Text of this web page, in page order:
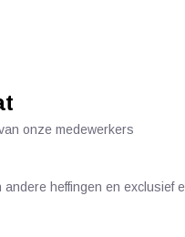
onze medewerkers
heffingen en exclusief